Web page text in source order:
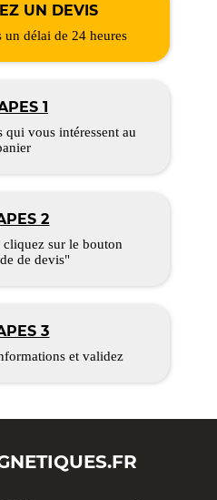
UN DEVIS
un délai de 24 heures
1
vous intéressent au
2
sur le bouton
de devis"
3
et validez